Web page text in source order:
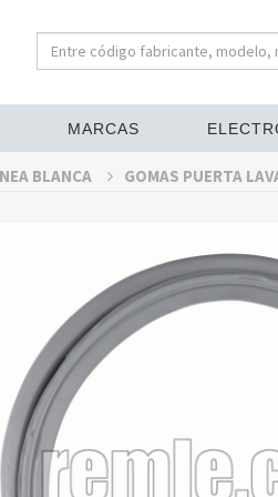
MARCAS
BLANCA GOMAS PUERTA